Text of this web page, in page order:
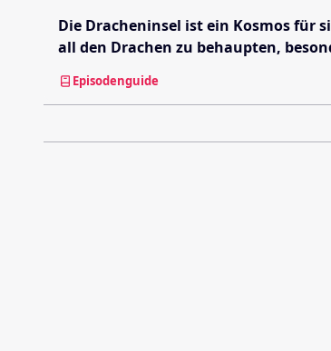
Die Dracheninsel ist ein Kosmos für
all den Drachen zu behaupten,
Episodenguide